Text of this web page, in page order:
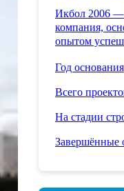
Икбол 2006 —
компания,
опытом
это время мы
настоящее
четвертым
отличаются
надежностью
современным
Год основания
Всего
На стадии
Завершённые